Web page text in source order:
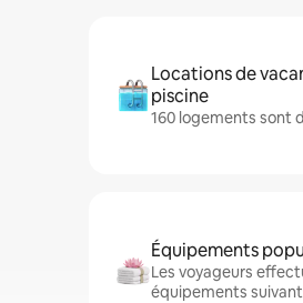
Locations de
piscine
160 logements sont
Équipements
Les voyageurs
équipements